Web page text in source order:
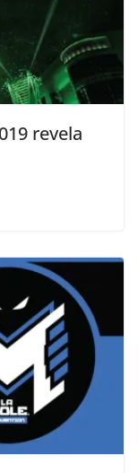
revela